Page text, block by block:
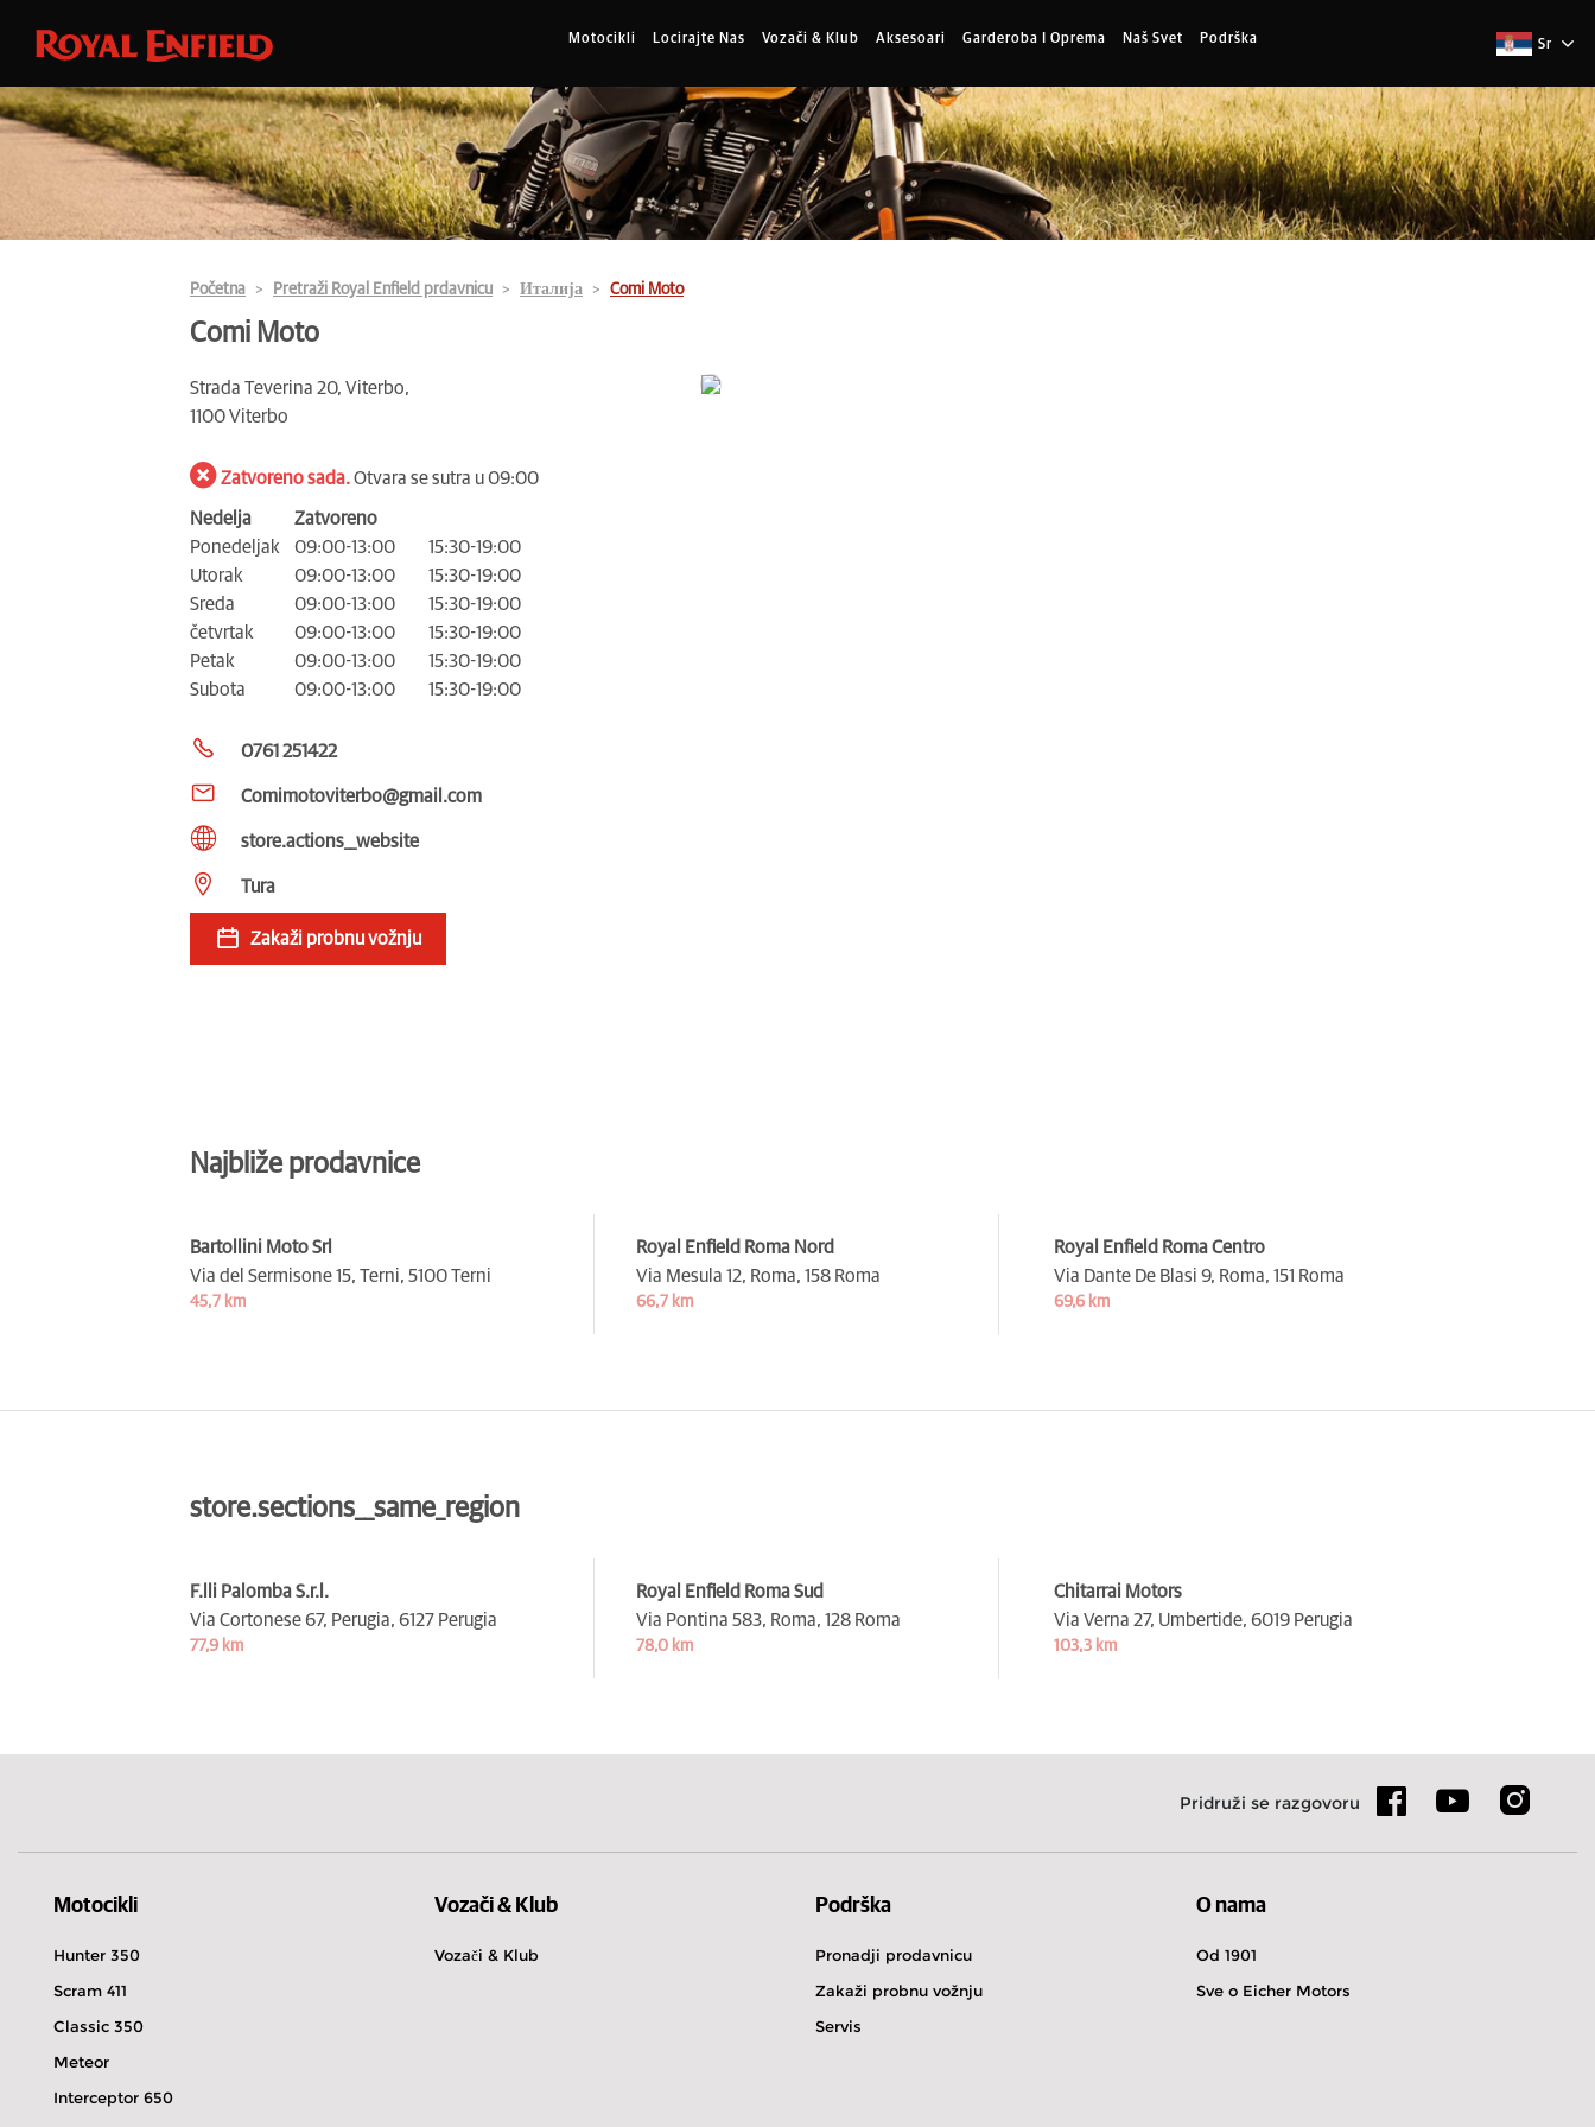
Motocikli Locirajte Nas Vozači & Klub Aksesoari Garderoba I Oprema Naš Svet Podrška Sr
Početna Pretraži Royal Enfield prdavnicu Италија Comi Moto
Comi Moto
Strada Teverina 20, Viterbo,
1100 Viterbo
Zatvoreno sada.Otvara se sutra u 09:00
Nedelja
Zatvoreno
Ponedeljak
09:00-13:00
15:30-19:00
Utorak
09:00-13:00
15:30-19:00
Sreda
09:00-13:00
15:30-19:00
četvrtak
09:00-13:00
15:30-19:00
Petak
09:00-13:00
15:30-19:00
Subota
09:00-13:00 15:30-19:00
0761 251422
Comimotoviterbo@gmail.com
store.actions__website
Tura
Zakaži probnu vožnju
Najbliže prodavnice
Bartollini Moto Srl
Via del Sermisone 15, Terni, 5100 Terni
45,7 km
Royal Enfield Roma Nord
Via Mesula 12, Roma, 158 Roma
66,7 km
Royal Enfield Roma Centro
Via Dante De Blasi 9, Roma, 151 Roma
69,6 km
store.sections__same_region
F.lli Palomba S.r.l.
Via Cortonese 67, Perugia, 6127 Perugia
77,9 km
Royal Enfield Roma Sud
Via Pontina 583, Roma, 128 Roma
78,0 km
Chitarrai Motors
Via Verna 27, Umbertide, 6019 Perugia
103,3 km
Pridruži se razgovoru
Motocikli
Hunter 350
Scram 411
Classic 350
Meteor
Interceptor 650
Vozači & Klub
Vozači & Klub
Podrška
Pronadji prodavnicu
Zakaži probnu vožnju
Servis
O nama
Od 1901
Sve o Eicher Motors